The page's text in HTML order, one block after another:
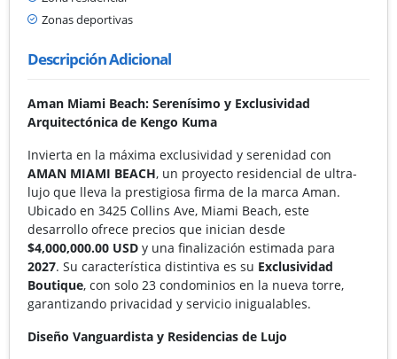
Zonas deportivas
Descripción Adicional
Aman Miami Beach: Serenísimo y Exclusividad
Arquitectónica de Kengo Kuma
Invierta en la máxima exclusividad y serenidad con
AMAN MIAMI BEACH, un proyecto residencial de ultra-
lujo que lleva la prestigiosa firma de la marca Aman.
Ubicado en 3425 Collins Ave, Miami Beach, este
desarrollo ofrece precios que inician desde
$4,000,000.00 USD y una finalización estimada para
2027. Su característica distintiva es su Exclusividad
Boutique, con solo 23 condominios en la nueva torre,
garantizando privacidad y servicio inigualables.
Diseño Vanguardista y Residencias de Lujo